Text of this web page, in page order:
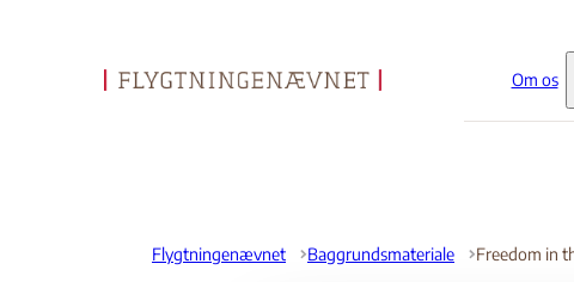
Gå til forsiden
Om os
Flygtningenævnet Baggrundsmateriale